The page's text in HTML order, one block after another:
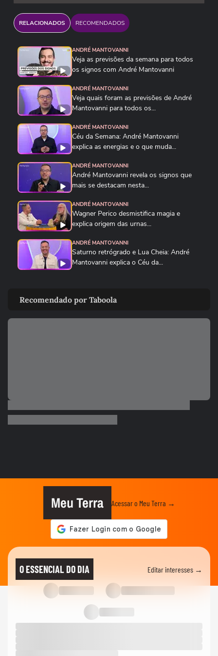
RELACIONADOS RECOMENDADOS
ANDRÉ MANTOVANNI
Veja as previsões da semana para todos
os signos com André Mantovanni
ANDRÉ MANTOVANNI
Veja quais foram as previsões de André
Mantovanni para todos os...
ANDRÉ MANTOVANNI
Céu da Semana: André Mantovanni
explica as energias e o que muda...
ANDRÉ MANTOVANNI
André Mantovanni revela os signos que
mais se destacam nesta...
ANDRÉ MANTOVANNI
Wagner Perico desmistifica magia e
explica origem das urnas...
ANDRÉ MANTOVANNI
Saturno retrógrado e Lua Cheia: André
Mantovanni explica o Céu da...
Mantovanni para os signos...
ANDRÉ MANTOVANNI
mais se destacam nesta...
André Mantovanni explica o signo do mês
e revela as previsões da...
André Mantovanni revela as previsões da
semana para cada signo no...
ANDRÉ MANTOVANNI
André Mantovanni explica o Céu da
Semana no Terra Horóscopo
Recomendado por Taboola
Meu Terra Acessar o Meu Terra →
O ESSENCIAL DO DIA Editar interesses →